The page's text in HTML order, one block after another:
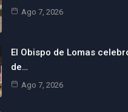
Ago 7, 2026
El Obispo de Lomas
de…
Ago 7, 2026